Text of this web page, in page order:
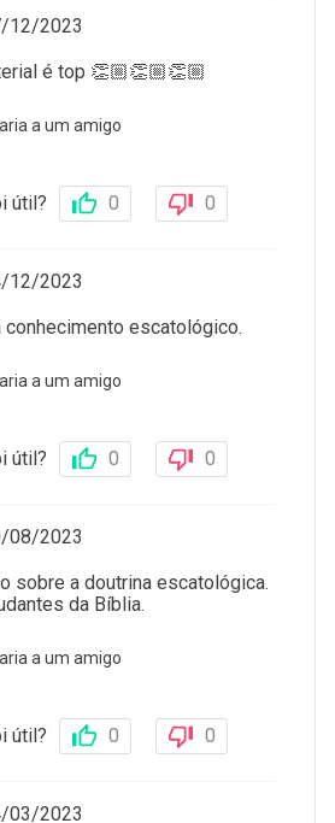
12/2023
é top 👏🏼👏🏼👏🏼
a um amigo
útil? 0 0
12/2023
conhecimento escatológico.
a um amigo
útil? 0 0
08/2023
sobre a doutrina escatológica.
da Bíblia.
a um amigo
útil? 0 0
03/2023